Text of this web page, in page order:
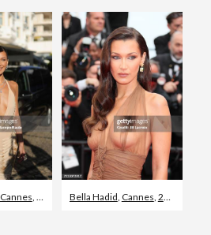
Creatief
Redactioneel
Cannes, 2024 Bella Hadid, Cannes, 2024